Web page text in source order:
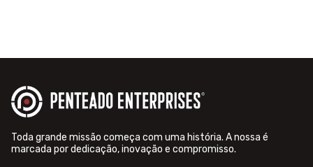
Toda grande missão começa com uma história. A nossa é
marcada por dedicação, inovação e compromisso.